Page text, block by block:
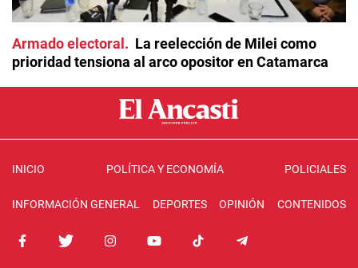
Armado electoral
La reelección de Milei como
prioridad tensiona al arco opositor en Catamarca
INICIO POLÍTICA Y ECONOMÍA POLICIALES
INFORMACIÓN GENERAL DEPORTES OPINIÓN CONTENIDOS